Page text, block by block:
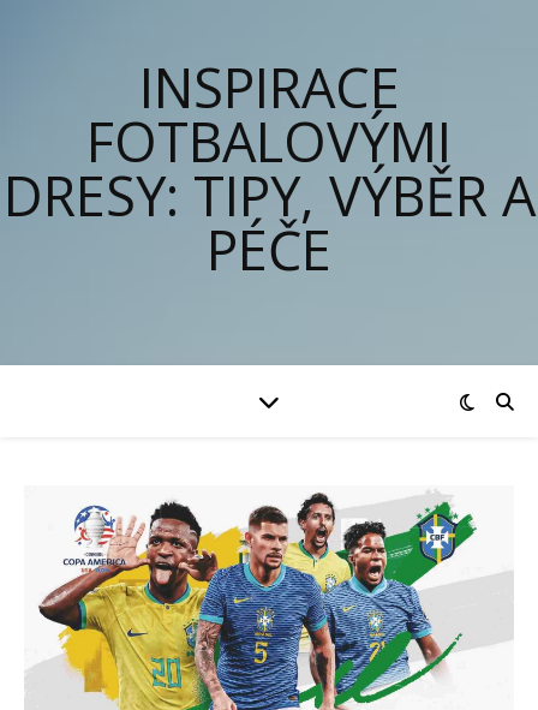
INSPIRACE
FOTBALOVÝMI
DRESY: TIPY, VÝBĚR A
PÉČE